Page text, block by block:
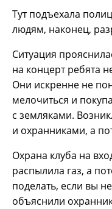
Тут подъехала
людям, наконец,
Ситуация
на концерт ребята
Они искренне не
мелочиться и
с земляками.
и охранниками, а
Охрана клуба на
распылила газ, а
поделать, если вы
объяснили